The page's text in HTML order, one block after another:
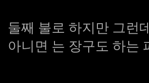
둘째 불로 하지만 그런
아니면 는 장구도 하는